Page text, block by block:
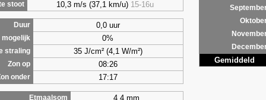
stoot 10,3 m/s (37,1 km/u) 15-16u
Duur 0,0 uur
mogelijk 0%
straling 35 J/cm² (4,1 W/m²)
Zon op 08:26
onder 17:17
Etmaalsom 4,4 mm
Gemiddeld